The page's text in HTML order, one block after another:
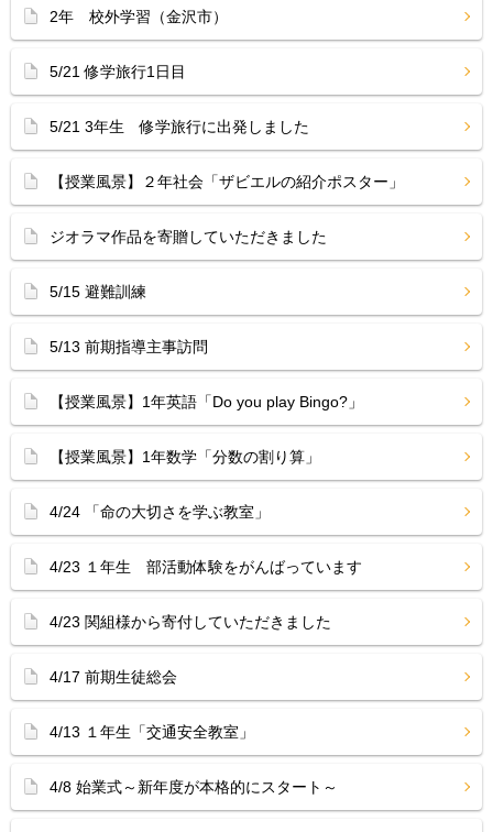
2年 校外学習（金沢市）
5/21 修学旅行1日目
5/21 3年生 修学旅行に出発しました
【授業風景】２年社会「ザビエルの紹介ポスター」
ジオラマ作品を寄贈していただきました
5/15 避難訓練
5/13 前期指導主事訪問
【授業風景】1年英語「Do you play Bingo?」
【授業風景】1年数学「分数の割り算」
4/24 「命の大切さを学ぶ教室」
4/23 １年生 部活動体験をがんばっています
4/23 関組様から寄付していただきました
4/17 前期生徒総会
4/13 １年生「交通安全教室」
4/8 始業式～新年度が本格的にスタート～